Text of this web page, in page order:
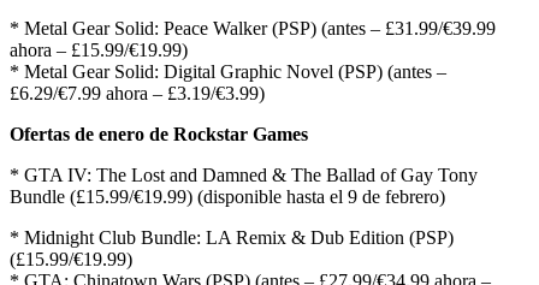
* Metal Gear Solid: Peace Walker (PSP) (antes – £31.99/€39.99
ahora – £15.99/€19.99)
* Metal Gear Solid: Digital Graphic Novel (PSP) (antes –
£6.29/€7.99 ahora – £3.19/€3.99)
Ofertas de enero de Rockstar Games
* GTA IV: The Lost and Damned & The Ballad of Gay Tony
Bundle (£15.99/€19.99) (disponible hasta el 9 de febrero)
* Midnight Club Bundle: LA Remix & Dub Edition (PSP)
(£15.99/€19.99)